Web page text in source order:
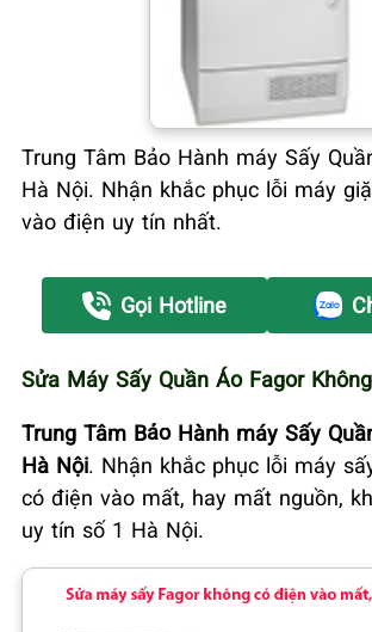
Trung Tâm Bảo Hành máy Sấy
Hà Nội. Nhận khắc phục lỗi máy
vào điện uy tín nhất.
Gọi Hotline
Sửa Máy Sấy Quần Áo Fagor
Trung Tâm Bảo Hành máy Sấy
Hà Nội. Nhận khắc phục lỗi máy
có điện vào mất, hay mất nguồn,
uy tín số 1 Hà Nội.